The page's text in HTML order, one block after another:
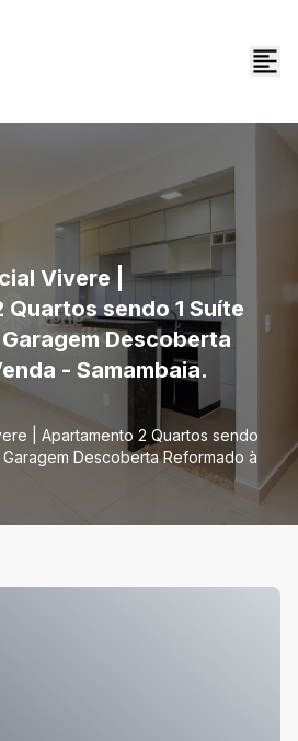
Vivere |
sendo 1 Suíte
Descoberta
- Samambaia.
| Apartamento 2 Quartos sendo
Garagem Descoberta Reformado à